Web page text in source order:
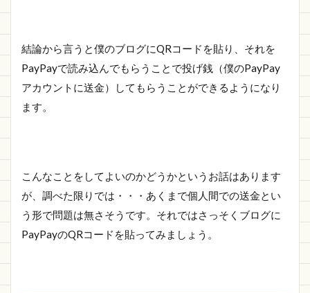
結論から言うと僕のブログにQRコードを貼り、それを
PayPayで読み込んでもらうことで投げ銭（僕のPayPay
アカウントに送金）してもらうことができるようになり
ます。
こんなことをしてよいのかどうかというお話はあります
が、調べた限りでは・・・あくまで個人間での送金とい
う形で問題は無さそうです。それではさっそくブログに
PayPayのQRコードを貼ってみましょう。